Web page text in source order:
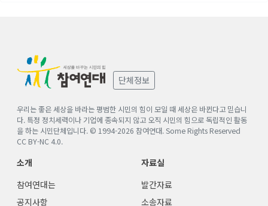
단체정보
우리는 좋은 세상을 바라는 평범한 시민의 힘이 모일 때 세상은 바뀐다고 믿습니
다. 특정 정치세력이나 기업에 종속되지 않고 오직 시민의 힘으로 독립적인 활동
을 하는 시민단체입니다. © 1994-2026 참여연대. Some Rights Reserved
CC BY-NC 4.0.
소개
참여연대는
공지사항
자료실
발간자료
소송자료